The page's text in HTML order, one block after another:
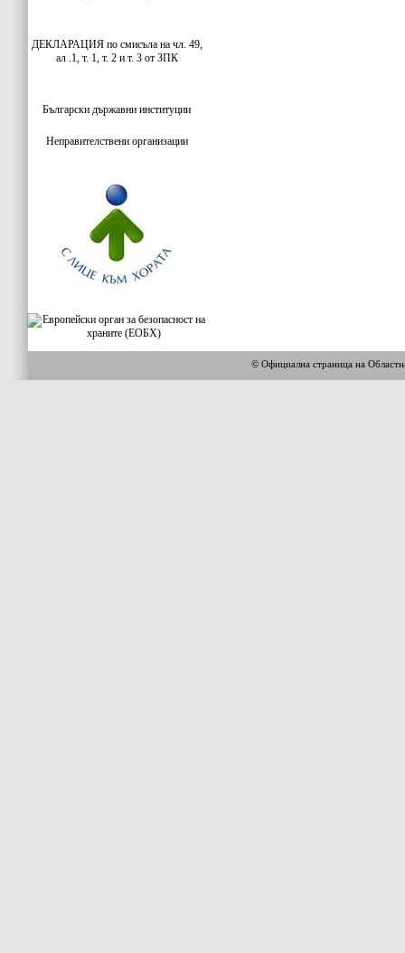
ДЕКЛАРАЦИЯ по смисъла на чл. 49,
ал .1, т. 1, т. 2 и т. 3 от ЗПК
Български държавни институции
Неправителствени организации
© Официална страница на